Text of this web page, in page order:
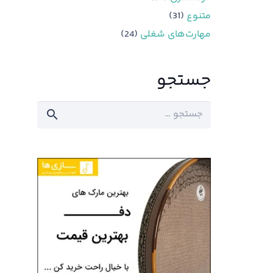
متنوع (31)
مهارت‌های شغلی (24)
جستجو
جستجو